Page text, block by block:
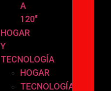
A
120″
HOGAR
Y
TECNOLOGÍA
HOGAR
TECNOLOGÍA